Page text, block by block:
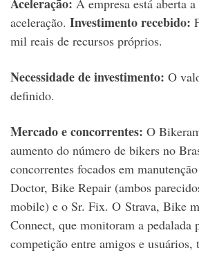
Aceleração: A empresa está aberta
aceleração. Investimento recebido:
mil reais de recursos próprios.
Necessidade de investimento: O
definido.
Mercado e concorrentes: O
aumento do número de bikers no
concorrentes focados em
Doctor, Bike Repair (ambos
mobile) e o Sr. Fix. O Strava, Bike
Connect, que monitoram a pedalada
competição entre amigos e usuários,